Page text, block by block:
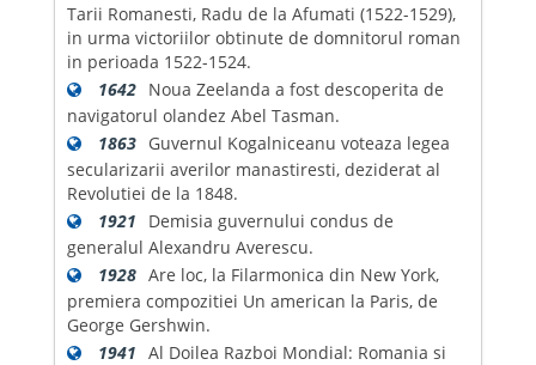
Tarii Romanesti, Radu de la Afumati (1522-1529),
in urma victoriilor obtinute de domnitorul roman
in perioada 1522-1524.
1642 Noua Zeelanda a fost descoperita de
navigatorul olandez Abel Tasman.
1863 Guvernul Kogalniceanu voteaza legea
secularizarii averilor manastiresti, deziderat al
Revolutiei de la 1848.
1921
Demisia guvernului condus de
generalul Alexandru Averescu.
1928 Are loc, la Filarmonica din New York,
premiera compozitiei Un american la Paris, de
George Gershwin.
1941 Al Doilea Razboi Mondial: Romania si